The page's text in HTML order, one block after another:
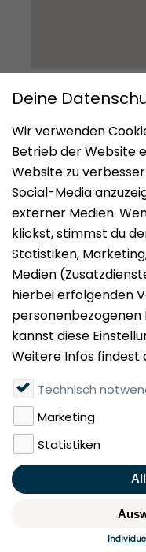
Impressum
Datenschutz
Mieten
Vermieten
Über uns
Presse
Geldwäschegesetz
Rufen Sie uns gerne
+49 (0)40 349 14